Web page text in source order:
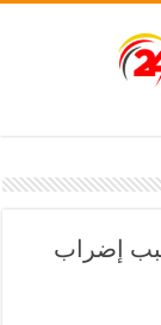
إضراب